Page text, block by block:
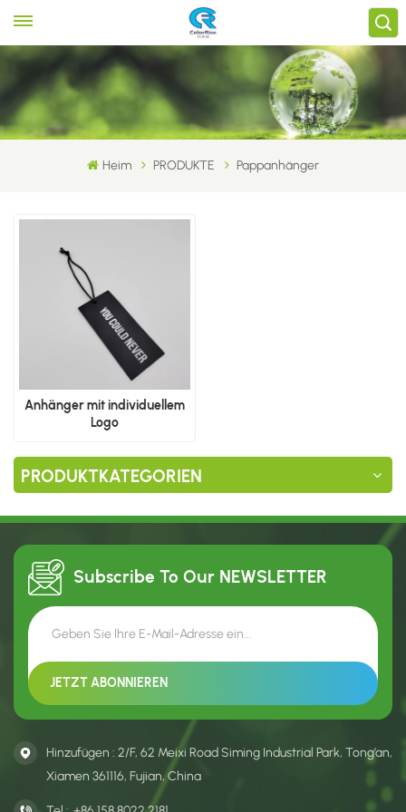
Heim PRODUKTE Pappanhänger
Anhänger mit individuellem
Logo
PRODUKTKATEGORIEN
Subscribe To Our NEWSLETTER
Hinzufügen : 2/F, 62 Meixi Road Siming Industrial Park, Tong’an,
Xiamen 361116, Fujian, China